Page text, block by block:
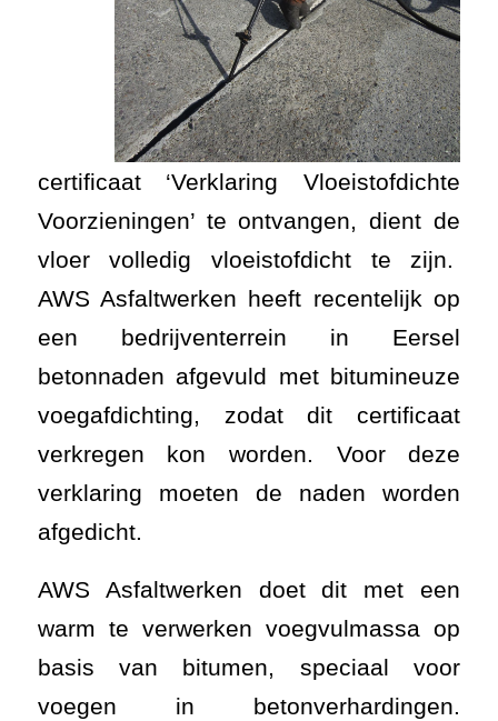
certificaat ‘Verklaring Vloeistofdichte
Voorzieningen’ te ontvangen, dient de
vloer volledig vloeistofdicht te zijn.
AWS Asfaltwerken heeft recentelijk op
een bedrijventerrein in Eersel
betonnaden afgevuld met bitumineuze
voegafdichting, zodat dit certificaat
verkregen kon worden. Voor deze
verklaring moeten de naden worden
afgedicht.
AWS Asfaltwerken doet dit met een
warm te verwerken voegvulmassa op
basis van bitumen, speciaal voor
voegen in betonverhardingen.